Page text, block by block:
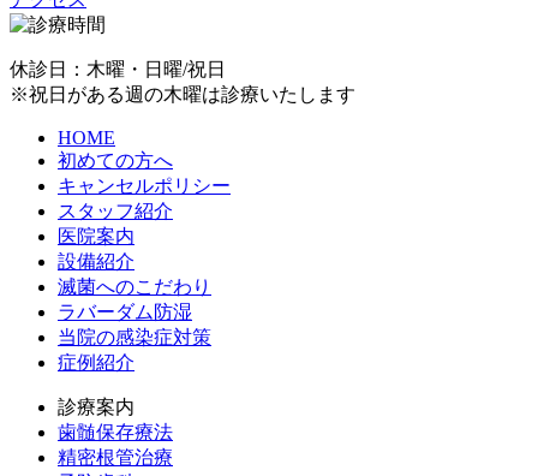
休診日：木曜・日曜/祝日
※祝日がある週の木曜は診療いたします
HOME
初めての方へ
キャンセルポリシー
スタッフ紹介
医院案内
設備紹介
滅菌へのこだわり
ラバーダム防湿
当院の感染症対策
症例紹介
診療案内
歯髄保存療法
精密根管治療